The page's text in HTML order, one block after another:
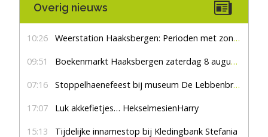
Overig nieuws
10:26 Weerstation Haaksbergen: Perioden met zon en droog
09:51 Boekenmarkt Haaksbergen zaterdag 8 augustus, marktplein Haaksbergen
07:16 Stoppelhaenefeest bij museum De Lebbenbrugge
17:07 Luk akkefietjes… HekselmesienHarry
15:13 Tijdelijke innamestop bij Kledingbank Stefania